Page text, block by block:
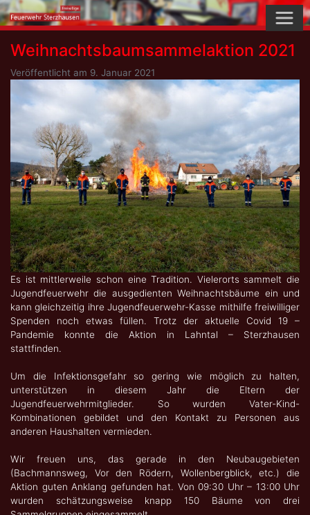
Skip
to
content
Weihnachtsbaumsammelaktion 2021
Veröffentlicht am 9. Januar 2021
Es ist mittlerweile schon eine Tradition. Vielerorts sammelt die
Jugendfeuerwehr die ausgedienten Weihnachtsbäume ein und
kann gleichzeitig ihre Jugendfeuerwehr-Kasse mithilfe freiwilliger
Spenden noch etwas füllen. Trotz der aktuelle Covid 19 –
Pandemie konnte die Aktion in Lahntal – Sterzhausen
stattfinden.
Um die Infektionsgefahr so gering wie möglich zu halten,
unterstützen in diesem Jahr die Eltern der
Jugendfeuerwehrmitglieder. So wurden Vater-Kind-
Kombinationen gebildet und den Kontakt zu Personen aus
anderen Haushalten vermieden.
Wir freuen uns, das gerade in den Neubaugebieten
(Bachmannsweg, Vor den Rödern, Wollenbergblick, etc.) die
Aktion guten Anklang gefunden hat. Von 09:30 Uhr – 13:00 Uhr
wurden schätzungsweise knapp 150 Bäume von drei